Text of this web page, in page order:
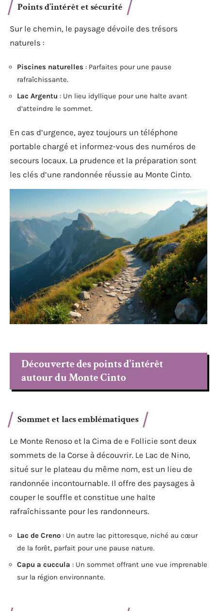
Points d’intérêt et sécurité
Sur le chemin, le paysage dévoile des trésors
naturels :
Piscines naturelles : Parfaites pour une pause
rafraîchissante.
Lac Argentu : Un lieu idyllique pour une halte avant
d’atteindre le sommet.
En cas d’urgence, ayez toujours un téléphone
portable chargé et informez-vous des numéros de
secours locaux. La prudence et la préparation sont
les clés d’une randonnée réussie au Monte Cinto.
Découverte des points d’intérêt
autour du Monte Cinto
Sommet et lacs emblématiques
Le Monte Renoso et la Cima de e Follicie sont deux
sommets de la Corse à découvrir. Le Lac de Nino,
situé sur le plateau du même nom, est un lieu de
randonnée incontournable. Il offre des paysages à
couper le souffle et constitue une halte
rafraîchissante pour les randonneurs.
Lac de Creno : Un autre lac pittoresque, niché au cœur
de la forêt, parfait pour une pause nature.
Capu a cuccula : Un sommet offrant une vue imprenable
sur la région environnante.